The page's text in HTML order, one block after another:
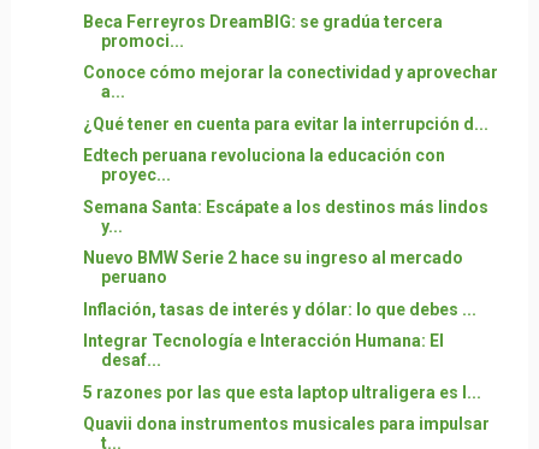
Beca Ferreyros DreamBIG: se gradúa tercera
promoci...
Conoce cómo mejorar la conectividad y aprovechar
a...
¿Qué tener en cuenta para evitar la interrupción d...
Edtech peruana revoluciona la educación con
proyec...
Semana Santa: Escápate a los destinos más lindos
y...
Nuevo BMW Serie 2 hace su ingreso al mercado
peruano
Inflación, tasas de interés y dólar: lo que debes ...
Integrar Tecnología e Interacción Humana: El
desaf...
5 razones por las que esta laptop ultraligera es l...
Quavii dona instrumentos musicales para impulsar
t...